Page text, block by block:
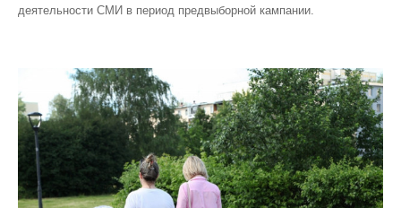
деятельности СМИ в период предвыборной кампании.